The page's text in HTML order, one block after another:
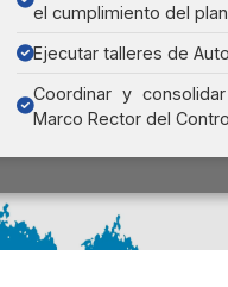
el cumplimiento del
Ejecutar talleres de
Coordinar y
Marco Rector del